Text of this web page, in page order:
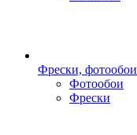
Фрески, фотообои
Фотообои
Фрески